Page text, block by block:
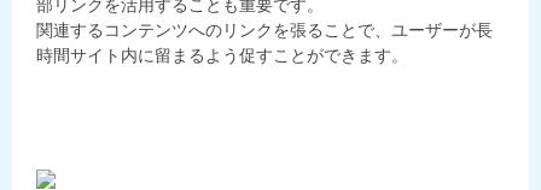
部リンクを活用することも重要です。
関連するコンテンツへのリンクを張ることで、ユーザーが長
時間サイト内に留まるよう促すことができます。